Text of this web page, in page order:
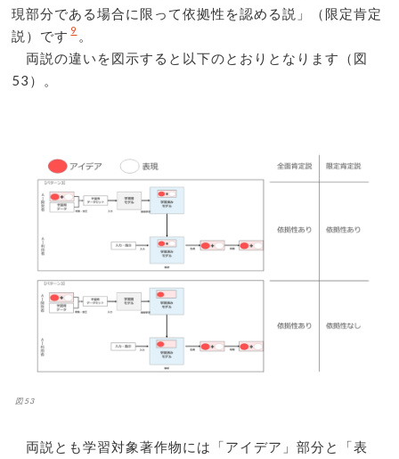
現部分である場合に限って依拠性を認める説」（限定肯定
説）です 9
両説の違いを図示すると以下のとおりとなります（図
53）。
図53
両説とも学習対象著作物には「アイデア」部分と「表